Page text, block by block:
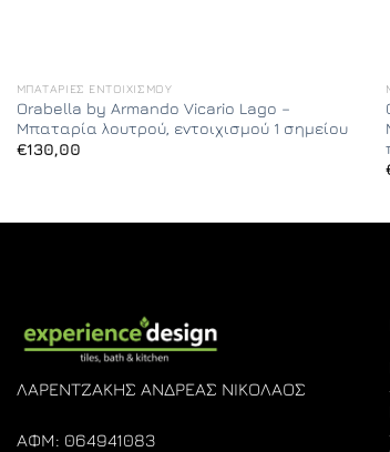
ΜΠΑΤΑΡΊΕΣ ΕΝΤΟΙΧΙΣΜΟΎ
Orabella by Armando Vicario Lago –
Μπαταρία λουτρού, εντοιχισμού 1 σημείου
€130,00
ΛΑΡΕΝΤΖΑΚΗΣ ΑΝΔΡΕΑΣ ΝΙΚΟΛΑΟΣ
ΑΦΜ: 064941083